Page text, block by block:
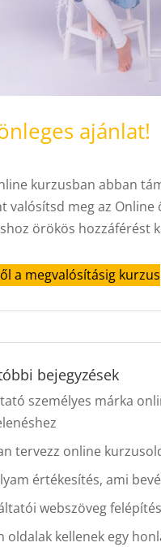
ajánlat!
kurzusban abban
valósítsd meg az Online
örökös hozzáférést
a megvalósításig kurzus
bejegyzések
személyes márka
tervezz online
értékesítés, ami
webszöveg
oldalak kellenek egy